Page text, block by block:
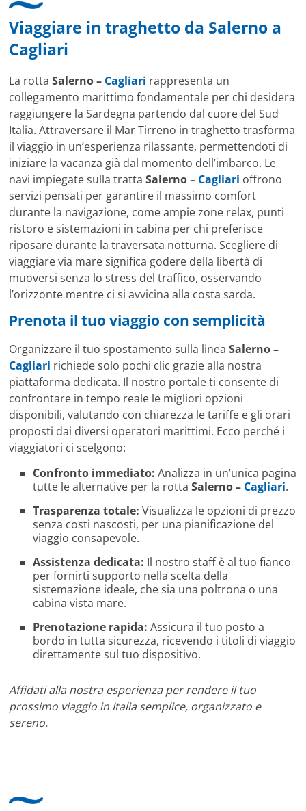
Viaggiare in traghetto da Salerno a
Cagliari
La rottaSalerno – Cagliari rappresenta un
collegamento marittimo fondamentale per chi desidera
raggiungere la Sardegna partendo dal cuore del Sud
Italia. Attraversare il Mar Tirreno in traghetto trasforma
il viaggio in un’esperienza rilassante, permettendoti di
iniziare la vacanza già dal momento dell’imbarco. Le
navi impiegate sulla trattaSalerno – Cagliari offrono
servizi pensati per garantire il massimo comfort
durante la navigazione, come ampie zone relax, punti
ristoro e sistemazioni in cabina per chi preferisce
riposare durante la traversata notturna. Scegliere di
viaggiare via mare significa godere della libertà di
muoversi senza lo stress del traffico, osservando
l’orizzonte mentre ci si avvicina alla costa sarda.
Prenota il tuo viaggio con semplicità
Organizzare il tuo spostamento sulla lineaSalerno –
Cagliari richiede solo pochi clic grazie alla nostra
piattaforma dedicata. Il nostro portale ti consente di
confrontare in tempo reale le migliori opzioni
disponibili, valutando con chiarezza le tariffe e gli orari
proposti dai diversi operatori marittimi. Ecco perché i
viaggiatori ci scelgono:
Confronto immediato: Analizza in un’unica pagina
tutte le alternative per la rottaSalerno – Cagliari.
Trasparenza totale: Visualizza le opzioni di prezzo
senza costi nascosti, per una pianificazione del
viaggio consapevole.
Assistenza dedicata: Il nostro staff è al tuo fianco
per fornirti supporto nella scelta della
sistemazione ideale, che sia una poltrona o una
cabina vista mare.
Prenotazione rapida: Assicura il tuo posto a
bordo in tutta sicurezza, ricevendo i titoli di viaggio
direttamente sul tuo dispositivo.
Affidati alla nostra esperienza per rendere il tuo
prossimo viaggio in Italia semplice, organizzato e
sereno.